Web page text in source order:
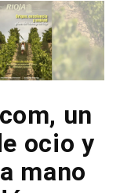
un
ocio y
mano